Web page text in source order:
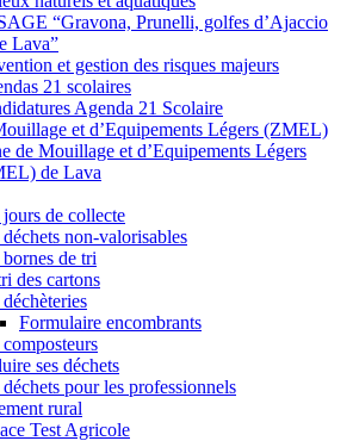
“Gravona, Prunelli, golfes d’Ajaccio
Lava”
et gestion des risques majeurs
21 scolaires
Agenda 21 Scolaire
et d’Equipements Légers (ZMEL)
de Mouillage et d’Equipements Légers
de Lava
de collecte
non-valorisables
de tri
des cartons
Formulaire encombrants
ses déchets
pour les professionnels
rural
Test Agricole